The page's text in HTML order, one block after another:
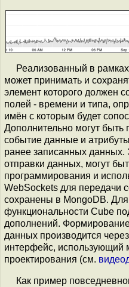
Реализованный в
может принимать и
элемент которого должен
полей - времени и типа,
имён с которым будет
Дополнительно могут
событие данные и
ранее записанных
отправки данных, могут
программирования и
WebSockets для передачи
сохранены в MongoDB.
функциональности Cube
дополнений.
данных производится
интерфейс, использующий
проектирования (см.
Как пример